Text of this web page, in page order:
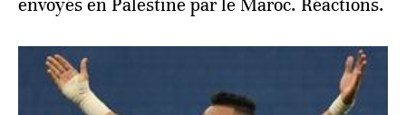
envoyés en Palestine par le Maroc. Réactions.